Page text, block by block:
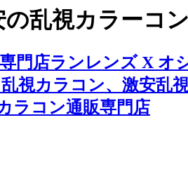
乱視カラーコ
門店ランレンズ X オ
視カラコン、激安乱
ラコン通販専門店